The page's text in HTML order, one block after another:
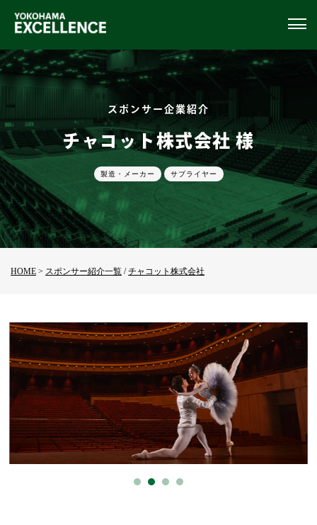
スポンサー企業紹介
チャコット株式会社 様
製造・メーカー サプライヤー
HOME > スポンサー紹介一覧 /チャコット株式会社